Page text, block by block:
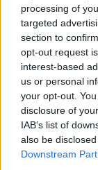
processing of
targeted
section to
opt-out request
interest-based
us or personal
your opt-out.
disclosure of
IAB’s list of
also be
Downstream